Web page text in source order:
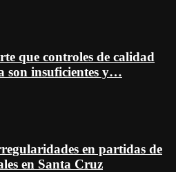
que controles de calidad
son insuficientes y…
en partidas de
en Santa Cruz